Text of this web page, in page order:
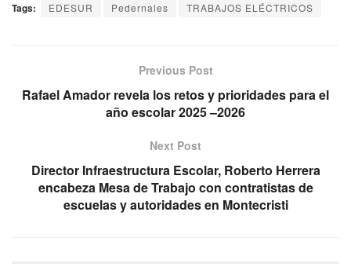
Tags: EDESUR Pedernales TRABAJOS ELÉCTRICOS
Previous Post
Rafael Amador revela los retos y prioridades para el
año escolar 2025 –2026
Next Post
Director Infraestructura Escolar, Roberto Herrera
encabeza Mesa de Trabajo con contratistas de
escuelas y autoridades en Montecristi